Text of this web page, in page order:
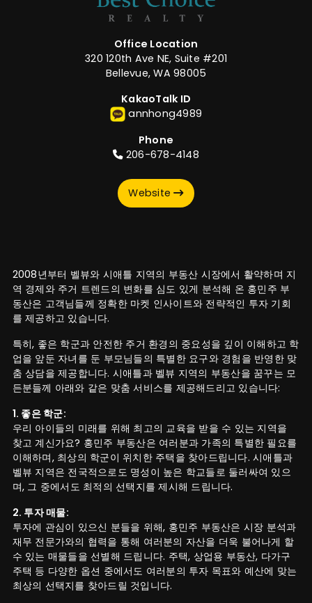
Office Location
320 120th Ave NE, Suite #201
Bellevue, WA 98005
KakaoTalk ID
annhong4989
Phone
206-678-4148
Website
2008년부터 벨뷰와 시애틀 지역의 부동산 시장에서 활약하며 지
역 경제와 주거 트렌드의 변화를 심도 있게 분석해 온 홍민주 부
동산은 고객님들께 정확한 마켓 인사이트와 전략적인 투자 기회
를 제공하고 있습니다.
특히, 좋은 학군과 안전한 주거 환경의 중요성을 깊이 이해하고 학
업을 앞둔 자녀를 둔 부모님들의 특별한 요구와 경험을 반영한 맞
춤 상담을 제공합니다. 시애틀과 벨뷰 지역의 부동산을 꿈꾸는 모
든분들께 아래와 같은 맞춤 서비스를 제공해드리고 있습니다:
1. 좋은 학군:
우리 아이들의 미래를 위해 최고의 교육을 받을 수 있는 지역을
찾고 계신가요? 홍민주 부동산은 여러분과 가족의 특별한 필요를
이해하며, 최상의 학군이 위치한 주택을 찾아드립니다. 시애틀과
벨뷰 지역은 전국적으로도 명성이 높은 학교들로 둘러싸여 있으
며, 그 중에서도 최적의 선택지를 제시해 드립니다.
2. 투자 매물:
투자에 관심이 있으신 분들을 위해, 홍민주 부동산은 시장 분석과
재무 전문가와의 협력을 통해 여러분의 자산을 더욱 불어나게 할
수 있는 매물들을 선별해 드립니다. 주택, 상업용 부동산, 다가구
주택 등 다양한 옵션 중에서도 여러분의 투자 목표와 예산에 맞는
최상의 선택지를 찾아드릴 것입니다.